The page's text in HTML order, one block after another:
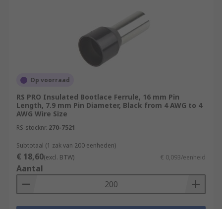
Op voorraad
RS PRO Insulated Bootlace Ferrule, 16 mm Pin
Length, 7.9 mm Pin Diameter, Black from 4 AWG to 4
AWG Wire Size
RS-stocknr. 270-7521
Subtotaal (1 zak van 200 eenheden)
€ 18,60(excl. BTW) € 0,093/eenheid
Aantal